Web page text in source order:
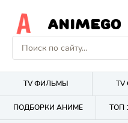
ANIMEGO
TV ФИЛЬМЫ
ПОДБОРКИ АНИМЕ ТОП